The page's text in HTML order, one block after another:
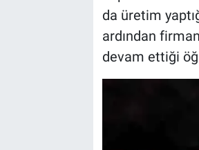
da üretim
ardından
devam ettiği